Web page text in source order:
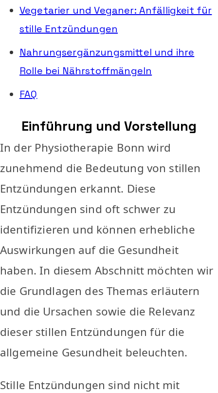
Vegetarier und Veganer: Anfälligkeit für
stille Entzündungen
Nahrungsergänzungsmittel und ihre
Rolle bei Nährstoffmängeln
FAQ
Einführung und Vorstellung
In der Physiotherapie Bonn wird
zunehmend die Bedeutung von stillen
Entzündungen erkannt. Diese
Entzündungen sind oft schwer zu
identifizieren und können erhebliche
Auswirkungen auf die Gesundheit
haben. In diesem Abschnitt möchten wir
die Grundlagen des Themas erläutern
und die Ursachen sowie die Relevanz
dieser stillen Entzündungen für die
allgemeine Gesundheit beleuchten.
Stille Entzündungen sind nicht mit